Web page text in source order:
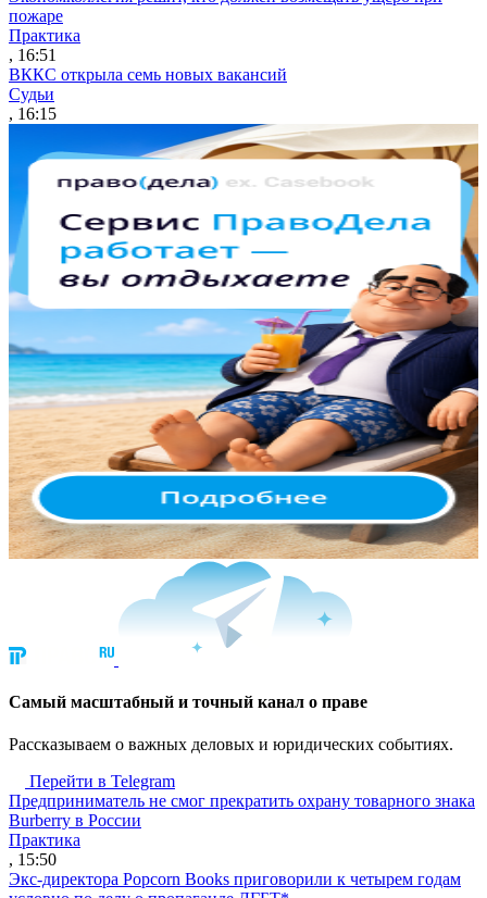
пожаре
Практика
, 16:51
ВККС открыла семь новых вакансий
Судьи
, 16:15
Cамый масштабный и точный канал о праве
Рассказываем о важных деловых и юридических событиях.
Перейти в Telegram
Предприниматель не смог прекратить охрану товарного знака
Burberry в России
Практика
, 15:50
Экс-директора Popcorn Books приговорили к четырем годам